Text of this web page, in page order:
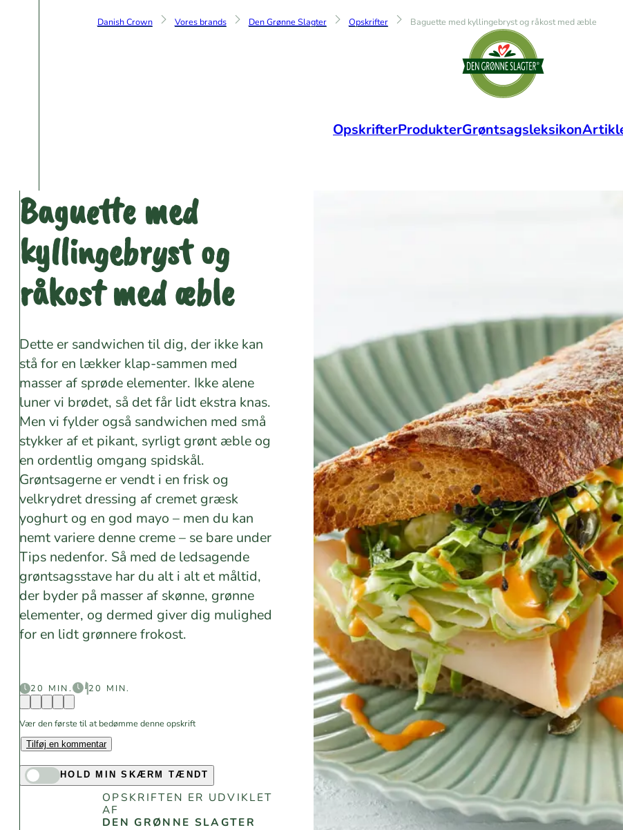
Danish Crown Vores brands Den Grønne Slagter Opskrifter Baguette med kyllingebryst og råkost med æble
OpskrifterProdukterGrøntsagsleksikon
Baguette med
kyllingebryst og
råkost med æble
Dette er sandwichen til dig, der ikke kan
stå for en lækker klap-sammen med
masser af sprøde elementer. Ikke alene
luner vi brødet, så det får lidt ekstra knas.
Men vi fylder også sandwichen med små
stykker af et pikant, syrligt grønt æble og
en ordentlig omgang spidskål.
Grøntsagerne er vendt i en frisk og
velkrydret dressing af cremet græsk
yoghurt og en god mayo – men du kan
nemt variere denne creme – se bare under
Tips nedenfor. Så med de ledsagende
grøntsagsstave har du alt i alt et måltid,
der byder på masser af skønne, grønne
elementer, og dermed giver dig mulighed
for en lidt grønnere frokost.
20 MIN. 20 MIN.
Vær den første til at bedømme denne opskrift
Tilføj en kommentar
HOLD MIN SKÆRM TÆNDT
OPSKRIFTEN ER UDVIKLET
AF
DEN GRØNNE SLAGTER